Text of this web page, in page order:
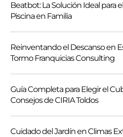
Beatbot: La Solución Ideal para
Piscina en Familia
Reinventando el Descanso en
Tormo Franquicias Consulting
Guía Completa para Elegir el
Consejos de CIRIA Toldos
Cuidado del Jardín en Climas